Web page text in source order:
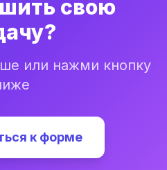
свою
или нажми кнопку
к форме